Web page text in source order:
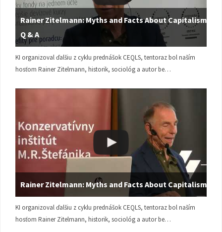
Rainer Zitelmann: Myths and Facts About Capitalism |
Q & A
KI organizoval ďalšiu z cyklu prednášok CEQLS, tentoraz bol naším
hosťom Rainer Zitelmann, historik, sociológ a autor be…
Rainer Zitelmann: Myths and Facts About Capitalism
KI organizoval ďalšiu z cyklu prednášok CEQLS, tentoraz bol naším
hosťom Rainer Zitelmann, historik, sociológ a autor be…